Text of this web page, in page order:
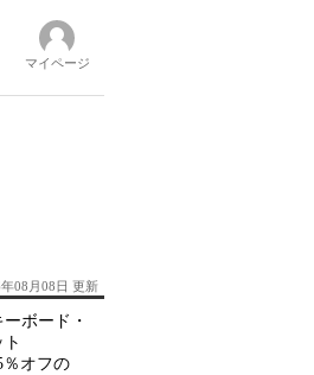
マイページ
08月08日 更新
ボード・
％オフの